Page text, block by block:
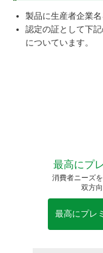
製品に生産者企業名
認定の証として下
についています。
最高にプ
消費者ニーズ
双方
最高にプレ